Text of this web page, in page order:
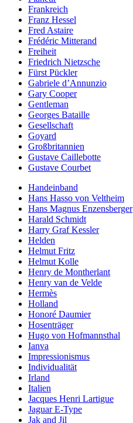
Frankreich
Franz Hessel
Fred Astaire
Frédéric Mitterand
Freiheit
Friedrich Nietzsche
Fürst Pückler
Gabriele d’Annunzio
Gary Cooper
Gentleman
Georges Bataille
Gesellschaft
Goyard
Großbritannien
Gustave Caillebotte
Gustave Courbet
Handeinband
Hans Hasso von Veltheim
Hans Magnus Enzensberger
Harald Schmidt
Harry Graf Kessler
Helden
Helmut Fritz
Helmut Kolle
Henry de Montherlant
Henry van de Velde
Hermès
Holland
Honoré Daumier
Hosenträger
Hugo von Hofmannsthal
Ianva
Impressionismus
Individualität
Irland
Italien
Jacques Henri Lartigue
Jaguar E-Type
Jak and Jil